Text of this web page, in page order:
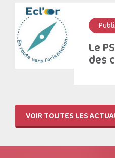
Le
des
VOIR TOUTES LES